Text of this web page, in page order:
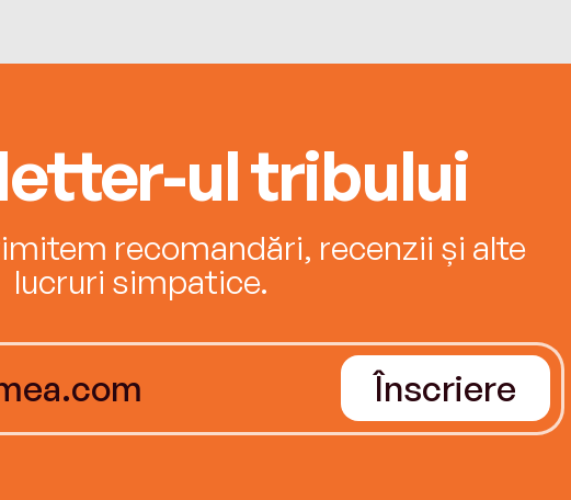
ul tribului
recomandări, recenzii și alte
lucruri simpatice.
Înscriere